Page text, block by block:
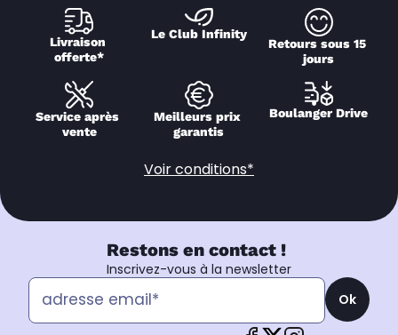
Livraison
offerte*
Le Club Infinity
Retours sous 15
jours
Service après
vente
Meilleurs prix
garantis
Boulanger Drive
Voir conditions*
Restons en contact !
Inscrivez-vous à la newsletter
Ok